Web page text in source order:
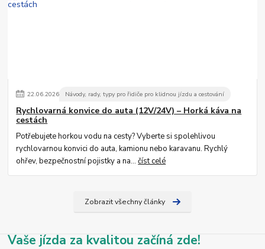
22.06.2026 Návody, rady, typy pro řidiče pro klidnou jízdu a cestování
Rychlovarná konvice do auta (12V/24V) – Horká káva na
cestách
Potřebujete horkou vodu na cesty? Vyberte si spolehlivou
rychlovarnou konvici do auta, kamionu nebo karavanu. Rychlý
ohřev, bezpečnostní pojistky a na...číst celé
Zobrazit všechny články
Vaše jízda za kvalitou začíná zde!